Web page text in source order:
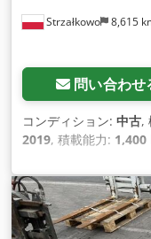
Strzałkowo 8,615
問い合わせ
コンディション: 中古,
2019, 積載能力: 1,400